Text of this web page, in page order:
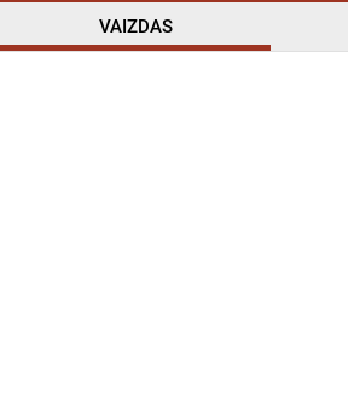
VAIZDAS
CC BY-NC